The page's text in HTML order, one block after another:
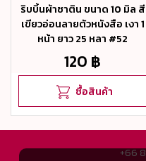
ริบบิ้นผ้าซาติน ขนาด 10 มิล สี
เขียวอ่อนลายตัวหนังสือ เงา 1
หน้า ยาว 25 หลา #52
120 ฿
ซื้อสินค้า
+66